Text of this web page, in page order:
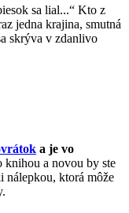
sa lial...“ Kto z
jedna krajina, smutná
skrýva v zdanlivo
a je vo
knihou a novou by ste
nálepkou, ktorá môže